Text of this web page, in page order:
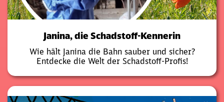
Janina, die Schadstoff-Kennerin
Wie hält Janina die Bahn sauber und sicher?
Entdecke die Welt der Schadstoff-Profis!